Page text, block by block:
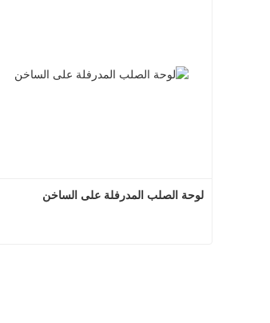
لوحة الصلب المدرفلة على الساخن